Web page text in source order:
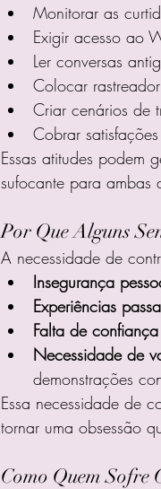
Monitorar as
Exigir acesso ao
Ler conversas
Colocar
Criar cenários de
Cobrar
Essas atitudes podem
sufocante para ambas
Por Que Alguns
A necessidade de
Insegurança
Experiências
Falta de
Necessidade de
demonstrações
Essa necessidade de
tornar uma obsessão
Como Quem Sofre